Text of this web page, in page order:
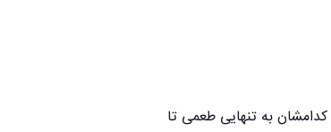
به تنهایی طعمی تا